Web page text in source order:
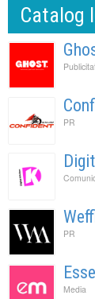
Catalog
PR
PR
Media